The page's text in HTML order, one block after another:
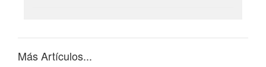
Más Artículos...